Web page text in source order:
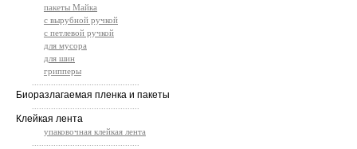
пакеты Майка
с вырубной ручкой
с петлевой ручкой
для мусора
для шин
грипперы
Биоразлагаемая пленка и пакеты
Клейкая лента
упаковочная клейкая лента